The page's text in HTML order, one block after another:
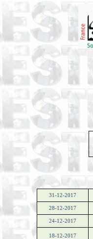
31-12-2017
28-12-2017
24-12-2017
18-12-2017